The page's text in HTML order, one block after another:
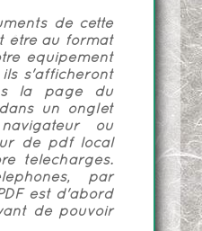
de cette
être au format
équipement
s'afficheront
la page du
un onglet
ou
de pdf local
téléchargés.
par
est d'abord
de pouvoir